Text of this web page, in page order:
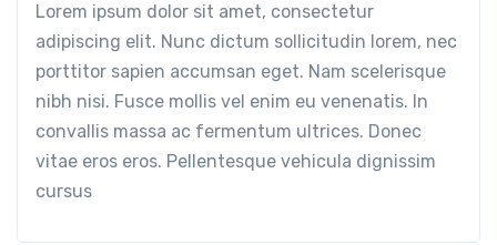
Lorem ipsum dolor sit amet, consectetur
adipiscing elit. Nunc dictum sollicitudin lorem, nec
porttitor sapien accumsan eget. Nam scelerisque
nibh nisi. Fusce mollis vel enim eu venenatis. In
convallis massa ac fermentum ultrices. Donec
vitae eros eros. Pellentesque vehicula dignissim
cursus